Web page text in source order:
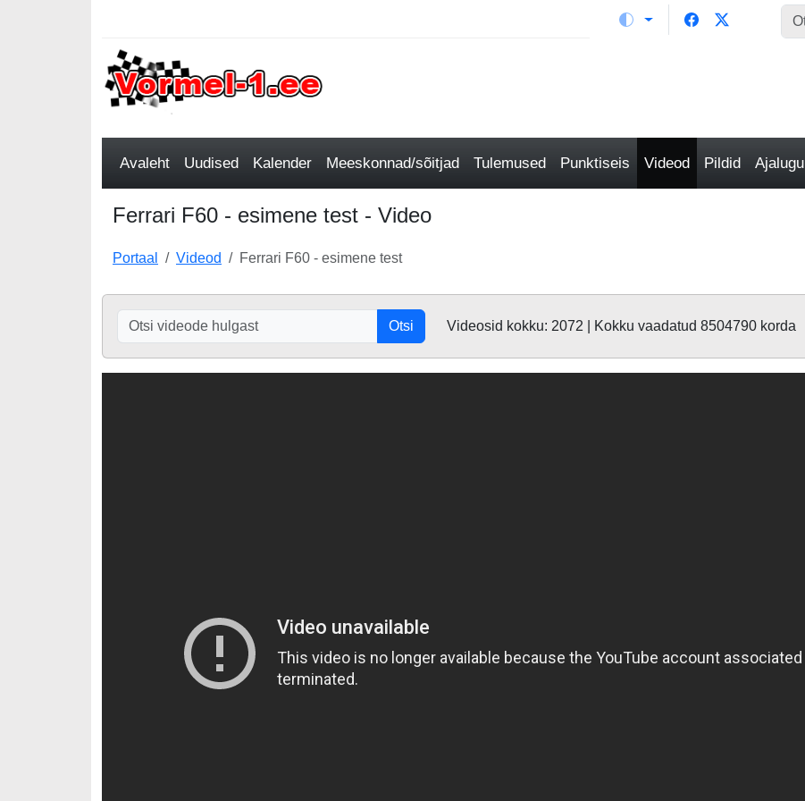
Avaleht Uudised Kalender Meeskonnad/sõitjad Tulemused Punktiseis Videod Pildid Ajalugu
Ferrari F60 - esimene test - Video
Portaal Videod Ferrari F60 - esimene test
Otsi Videosid kokku: 2072 | Kokku vaadatud 8504790 korda